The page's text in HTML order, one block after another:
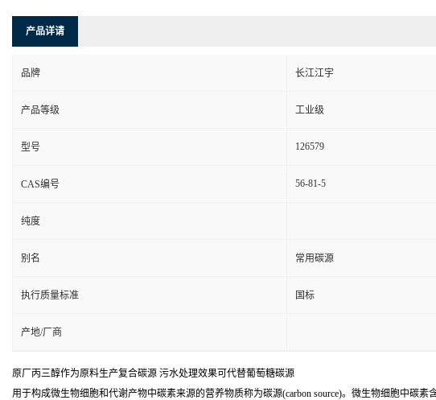
产品详请
品牌 长江江宇
产品等级 工业级
型号 126579
CAS编号 56-81-5
纯度
别名 常用碳源
执行质量标准 国标
产地/厂商
原厂丙三醇作为原料生产复合碳源 污水处理效果可代替葡萄糖碳源
用于构成微生物细胞和代谢产物中碳素来源的营养物质称为碳源(carbon source)。微生物细胞中碳